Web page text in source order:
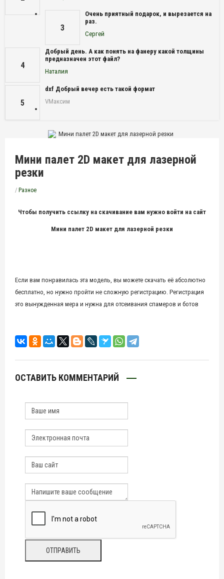
3
Очень приятный подарок, и вырезается на
раз.
Сергей
4
Добрый день. А как понять на фанеру какой толщины
предназначен этот файл?
Наталия
5
dxf Добрый вечер есть такой формат
VМаксим
Мини палет 2D макет для лазерной
резки
/ Разное
Чтобы получить ссылку на скачивание вам нужно войти на сайт
Мини палет 2D макет для лазерной резки
Если вам понравилась эта модель, вы можете скачать её абсолютно
бесплатно, но нужно пройти не сложную регистрацию. Регистрация
это вынужденная мера и нужна для отсеивания спамеров и ботов
ОСТАВИТЬ КОММЕНТАРИЙ